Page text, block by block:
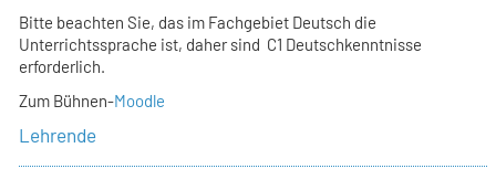
Bitte beachten Sie, das im Fachgebiet Deutsch die
Unterrichtssprache ist, daher sind C1 Deutschkenntnisse
erforderlich.
Zum Bühnen-Moodle
Lehrende